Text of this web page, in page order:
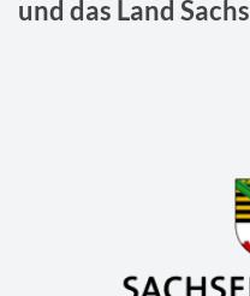
und das Land